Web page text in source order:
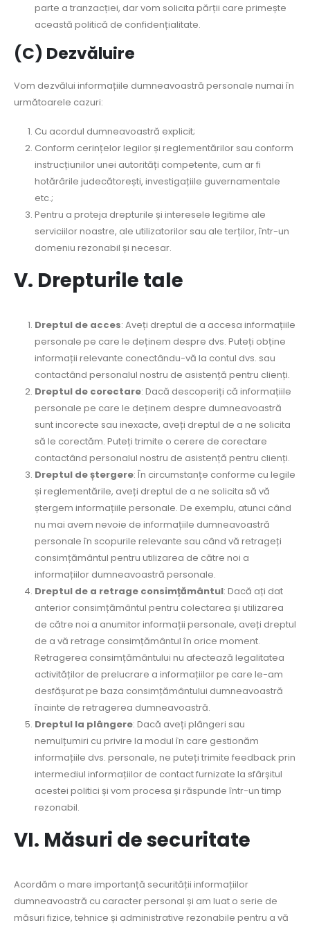
parte a tranzacției, dar vom solicita părții care primește
această politică de confidențialitate.
(C) Dezvăluire
Vom dezvălui informațiile dumneavoastră personale numai în
următoarele cazuri:
Cu acordul dumneavoastră explicit;
Conform cerințelor legilor și reglementărilor sau conform
instrucțiunilor unei autorități competente, cum ar fi
hotărârile judecătorești, investigațiile guvernamentale
etc.;
Pentru a proteja drepturile și interesele legitime ale
serviciilor noastre, ale utilizatorilor sau ale terților, într-un
domeniu rezonabil și necesar.
V. Drepturile tale
Dreptul de acces: Aveți dreptul de a accesa informațiile
personale pe care le deținem despre dvs. Puteți obține
informații relevante conectându-vă la contul dvs. sau
contactând personalul nostru de asistență pentru clienți.
Dreptul de corectare: Dacă descoperiți că informațiile
personale pe care le deținem despre dumneavoastră
sunt incorecte sau inexacte, aveți dreptul de a ne solicita
să le corectăm. Puteți trimite o cerere de corectare
contactând personalul nostru de asistență pentru clienți.
Dreptul de ștergere: În circumstanțe conforme cu legile
și reglementările, aveți dreptul de a ne solicita să vă
ștergem informațiile personale. De exemplu, atunci când
nu mai avem nevoie de informațiile dumneavoastră
personale în scopurile relevante sau când vă retrageți
consimțământul pentru utilizarea de către noi a
informațiilor dumneavoastră personale.
Dreptul de a retrage consimțământul: Dacă ați dat
anterior consimțământul pentru colectarea și utilizarea
de către noi a anumitor informații personale, aveți dreptul
de a vă retrage consimțământul în orice moment.
Retragerea consimțământului nu afectează legalitatea
activităților de prelucrare a informațiilor pe care le-am
desfășurat pe baza consimțământului dumneavoastră
înainte de retragerea dumneavoastră.
Dreptul la plângere: Dacă aveți plângeri sau
nemulțumiri cu privire la modul în care gestionăm
informațiile dvs. personale, ne puteți trimite feedback prin
intermediul informațiilor de contact furnizate la sfârșitul
acestei politici și vom procesa și răspunde într-un timp
rezonabil.
VI. Măsuri de securitate
Acordăm o mare importanță securității informațiilor
dumneavoastră cu caracter personal și am luat o serie de
măsuri fizice, tehnice și administrative rezonabile pentru a vă